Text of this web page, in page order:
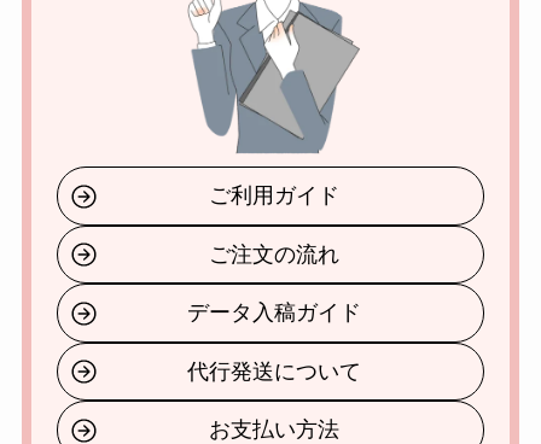
ご利用ガイド
ご注文の流れ
データ入稿ガイド
代行発送について
お支払い方法